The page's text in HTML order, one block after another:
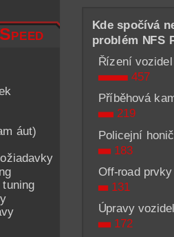
áut)
Kde spočívá
problém NFS
Řízení vozidel
457
Příběhová
219
Policejní
183
Off-road prvky
131
Úpravy vozidel
172